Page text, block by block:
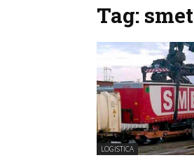
Tag: smet
LOGISTICA